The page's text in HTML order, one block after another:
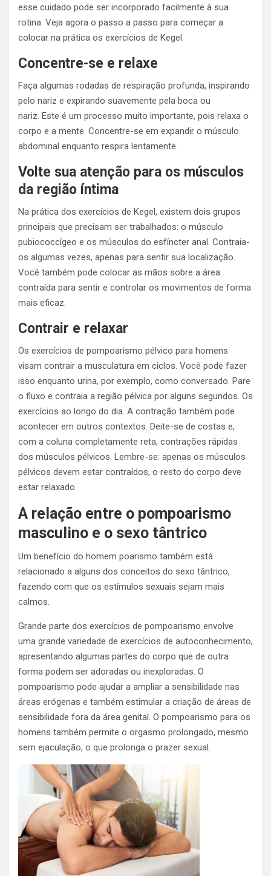
esse cuidado pode ser incorporado facilmente à sua
rotina. Veja agora o passo a passo para começar a
colocar na prática os exercícios de Kegel.
Concentre-se e relaxe
Faça algumas rodadas de respiração profunda, inspirando
pelo nariz e expirando suavemente pela boca ou
nariz. Este é um processo muito importante, pois relaxa o
corpo e a mente. Concentre-se em expandir o músculo
abdominal enquanto respira lentamente.
Volte sua atenção para os músculos
da região íntima
Na prática dos exercícios de Kegel, existem dois grupos
principais que precisam ser trabalhados: o músculo
pubiococcígeo e os músculos do esfíncter anal. Contraia-
os algumas vezes, apenas para sentir sua localização.
Você também pode colocar as mãos sobre a área
contraída para sentir e controlar os movimentos de forma
mais eficaz.
Contrair e relaxar
Os exercícios de pompoarismo pélvico para homens
visam contrair a musculatura em ciclos. Você pode fazer
isso enquanto urina, por exemplo, como conversado. Pare
o fluxo e contraia a região pélvica por alguns segundos. Os
exercícios ao longo do dia. A contração também pode
acontecer em outros contextos. Deite-se de costas e,
com a coluna completamente reta, contrações rápidas
dos músculos pélvicos. Lembre-se: apenas os músculos
pélvicos devem estar contraídos, o resto do corpo deve
estar relaxado.
A relação entre o pompoarismo
masculino e o sexo tântrico
Um benefício do homem poarismo também está
relacionado a alguns dos conceitos do sexo tântrico,
fazendo com que os estímulos sexuais sejam mais
calmos.
Grande parte dos exercícios de pompoarismo envolve
uma grande variedade de exercícios de autoconhecimento,
apresentando algumas partes do corpo que de outra
forma podem ser adoradas ou inexploradas. O
pompoarismo pode ajudar a ampliar a sensibilidade nas
áreas erógenas e também estimular a criação de áreas de
sensibilidade fora da área genital. O pompoarismo para os
homens também permite o orgasmo prolongado, mesmo
sem ejaculação, o que prolonga o prazer sexual.